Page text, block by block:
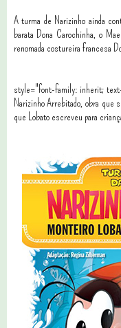
A turma de Narizinho ainda
barata Dona Carochinha, o
renomada costureira francesa
style="font-family: inherit;
Narizinho Arrebitado, obra que
que Lobato escreveu para